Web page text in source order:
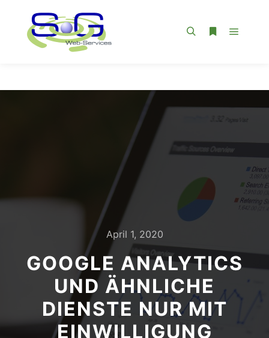
April 1, 2020
GOOGLE ANALYTICS
UND ÄHNLICHE
DIENSTE NUR MIT
EINWILLIGUNG